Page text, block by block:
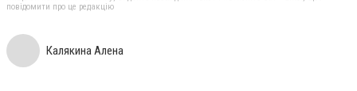
повідомити про це редакцію
Калякина Алена